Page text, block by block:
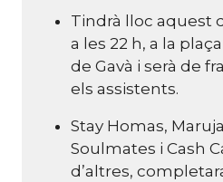
Tindrà lloc aquest
a les 22 h, a la
de Gavà i serà de
els assistents.
Stay Homas,
Soulmates i Cash
d’altres,